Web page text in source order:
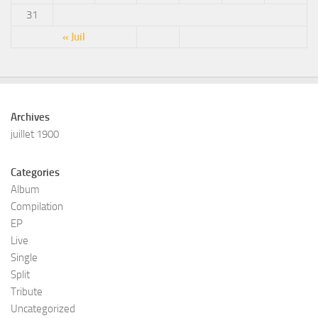
« Juil
31
Archives
juillet 1900
Categories
Album
Compilation
EP
Live
Single
Split
Tribute
Uncategorized